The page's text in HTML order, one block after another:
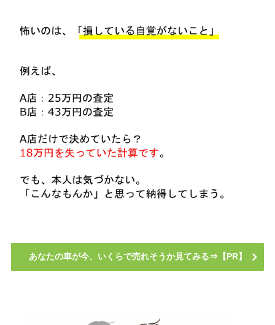
あなたの車が今、いくらで売れそうか見てみる⇒【PR】